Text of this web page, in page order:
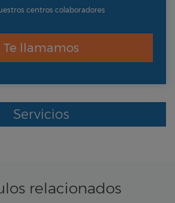
centros colaboradores
Te llamamos
Servicios
relacionados